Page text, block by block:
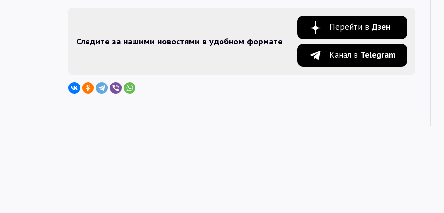
Следите за нашими новостями в удобном формате
Перейти в Дзен
Канал в Telegram